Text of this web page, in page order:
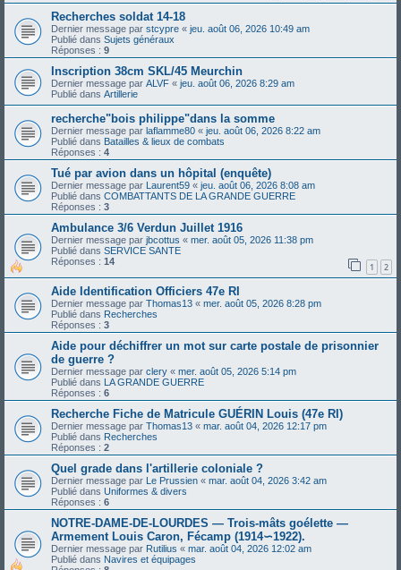
Recherches soldat 14-18
Dernier message par stcypre « jeu. août 06, 2026 10:49 am
Publié dans Sujets généraux
Réponses : 9
Inscription 38cm SKL/45 Meurchin
Dernier message par ALVF « jeu. août 06, 2026 8:29 am
Publié dans Artillerie
recherche"bois philippe"dans la somme
Dernier message par laflamme80 « jeu. août 06, 2026 8:22 am
Publié dans Batailles & lieux de combats
Réponses : 4
Tué par avion dans un hôpital (enquête)
Dernier message par Laurent59 « jeu. août 06, 2026 8:08 am
Publié dans COMBATTANTS DE LA GRANDE GUERRE
Réponses : 3
Ambulance 3/6 Verdun Juillet 1916
Dernier message par jbcottus « mer. août 05, 2026 11:38 pm
Publié dans SERVICE SANTE
Réponses : 14 1 2
Aide Identification Officiers 47e RI
Dernier message par Thomas13 « mer. août 05, 2026 8:28 pm
Publié dans Recherches
Réponses : 3
Aide pour déchiffrer un mot sur carte postale de prisonnier
de guerre ?
Dernier message par clery « mer. août 05, 2026 5:14 pm
Publié dans LA GRANDE GUERRE
Réponses : 6
Recherche Fiche de Matricule GUÉRIN Louis (47e RI)
Dernier message par Thomas13 « mar. août 04, 2026 12:17 pm
Publié dans Recherches
Réponses : 2
Quel grade dans l'artillerie coloniale ?
Dernier message par Le Prussien « mar. août 04, 2026 3:42 am
Publié dans Uniformes & divers
Réponses : 6
NOTRE-DAME-DE-LOURDES — Trois-mâts goélette —
Armement Louis Caron, Fécamp (1914∽1922).
Dernier message par Rutilius « mar. août 04, 2026 12:02 am
Publié dans Navires et équipages